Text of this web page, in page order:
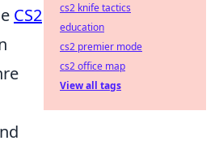
CS2
cs2 knife tactics
education
cs2 premier mode
cs2 office map
View all tags